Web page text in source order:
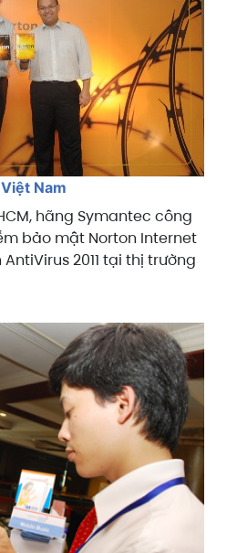
Nam
hãng Symantec công
bảo mật Norton Internet
AntiVirus 2011 tại thị trường